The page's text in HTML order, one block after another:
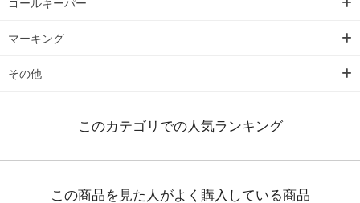
ゴールキーパー
マーキング
その他